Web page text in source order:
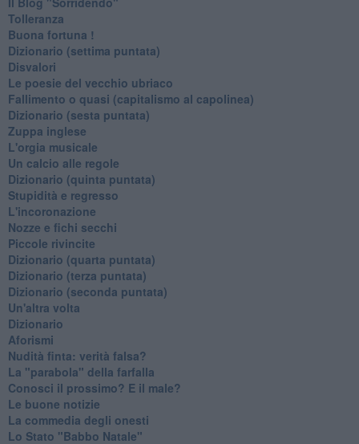
Tolleranza
Buona fortuna !
​Dizionario (settima puntata)
Disvalori
Le poesie del vecchio ubriaco
Fallimento o quasi (capitalismo al capolinea)
Dizionario (sesta puntata)
Zuppa inglese
L'orgia musicale
Un calcio alle regole
Dizionario (quinta puntata)
Stupidità e regresso
L'incoronazione
Nozze e fichi secchi
Piccole rivincite
​Dizionario (quarta puntata)
​Dizionario (terza puntata)
​Dizionario (seconda puntata)
Un'altra volta
Dizionario
Aforismi
Nudità finta: verità falsa?
La "parabola" della farfalla
Conosci il prossimo? E il male?
Le buone notizie
La commedia degli onesti
Lo Stato "Babbo Natale"